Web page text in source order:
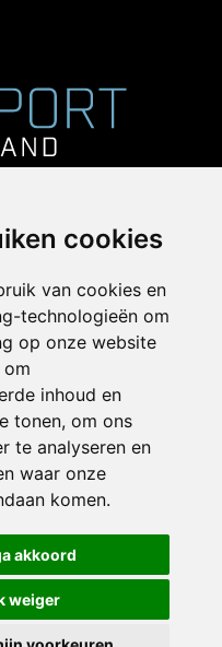
cookies
van cookies en
technologieën om
op onze website
inhoud en
tonen, om ons
te analyseren en
waar onze
komen.
akkoord
weiger
voorwaarden